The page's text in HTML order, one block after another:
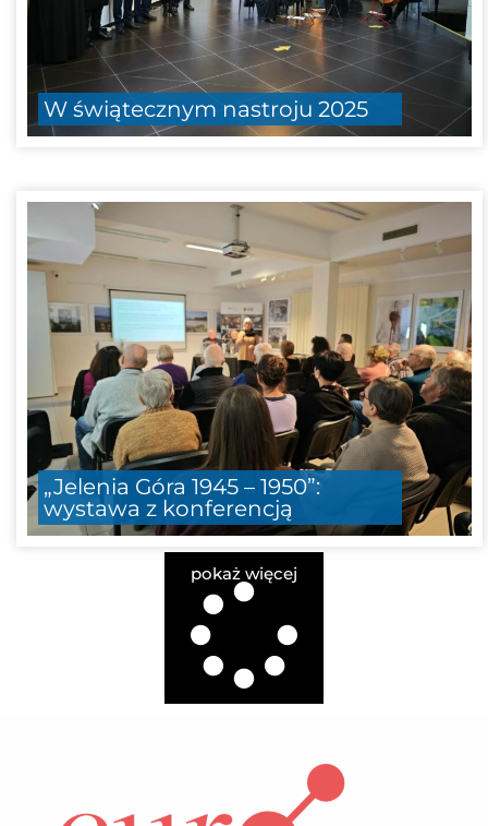
W świątecznym nastroju 2025
„Jelenia Góra 1945 – 1950”:
wystawa z konferencją
pokaż więcej